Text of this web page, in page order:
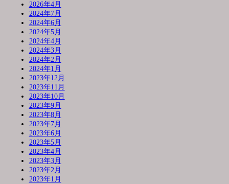
2026年4月
2024年7月
2024年6月
2024年5月
2024年4月
2024年3月
2024年2月
2024年1月
2023年12月
2023年11月
2023年10月
2023年9月
2023年8月
2023年7月
2023年6月
2023年5月
2023年4月
2023年3月
2023年2月
2023年1月